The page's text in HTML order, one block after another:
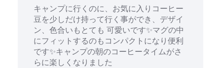
キャンプに行くのに、お気に入りコーヒー
豆を少しだけ持って行く事ができ、デザイ
ン、色合いもとても 可愛いです✨️マグの中
にフィットするのもコンパクトになり便利
です✨️キャンプの朝のコーヒータイムがさ
らに楽しくなりました